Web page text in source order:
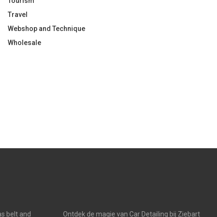
Travel
Webshop and Technique
Wholesale
belt and Ontdek de magie van Car Detailing bij Ziebart